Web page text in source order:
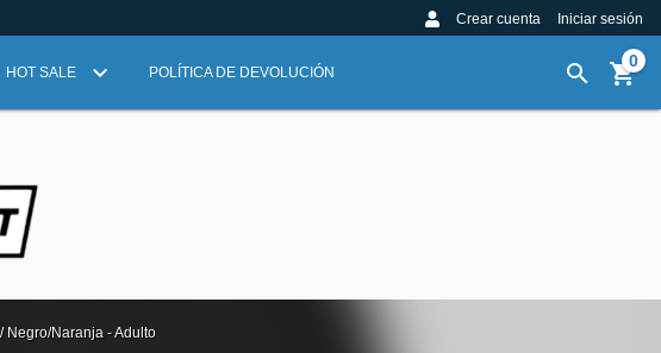
Crear cuenta Iniciar sesión
HOT SALE POLÍTICA DE DEVOLUCIÓN
0
Negro/Naranja - Adulto